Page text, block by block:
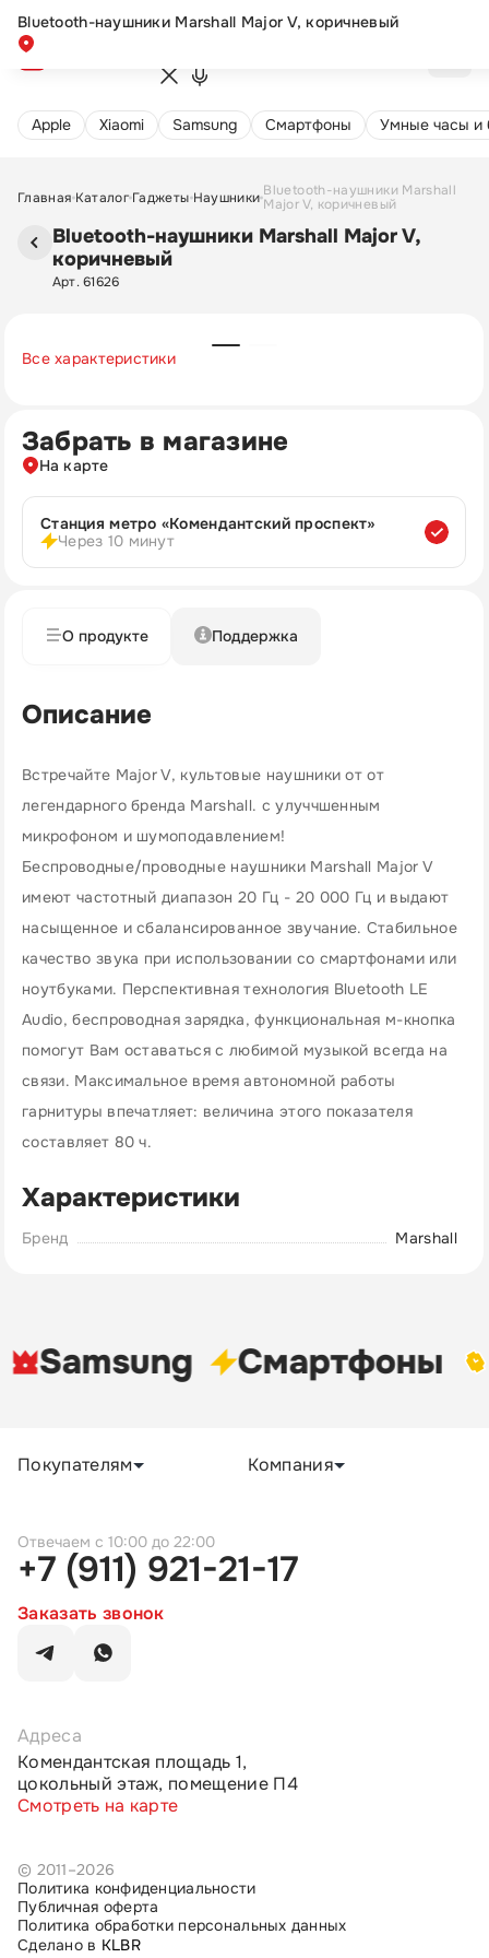
Apple Xiaomi Samsung Cмартфоны Умные часы и
Главная Каталог Гаджеты Наушники Bluetooth-наушники Marshall
Major V, коричневый
Bluetooth-наушники Marshall Major V,
коричневый
Арт. 61626
Все характеристики
Забрать в магазине
На карте
Станция метро «Комендантский проспект»
Через 10 минут
О продукте Поддержка
Описание
Встречайте Major V, культовые наушники от от
легендарного бренда Marshall. с улуччшенным
микрофоном и шумоподавлением!
Беспроводные/проводные наушники Marshall Major V
имеют частотный диапазон 20 Гц - 20 000 Гц и выдают
насыщенное и сбалансированное звучание. Стабильное
качество звука при использовании со смартфонами или
ноутбуками. Перспективная технология Bluetooth LE
Audio, беспроводная зарядка, функциональная м-кнопка
помогут Вам оставаться с любимой музыкой всегда на
связи. Максимальное время автономной работы
гарнитуры впечатляет: величина этого показателя
составляет 80 ч.
Характеристики
Бренд Marshall
Bluetooth-наушники Marshall Major V, коричневый
Samsung Cмартфоны
Покупателям Компания
© 2011–2026
Политика конфиденциальности
Публичная оферта
Политика обработки персональных данных
Сделано в KLBR
c 10:00 до 22:00
+7 (911) 921-21-17
Заказать звонок
Адреса
Комендантская площадь 1,
цокольный этаж, помещение П4
Смотреть на карте